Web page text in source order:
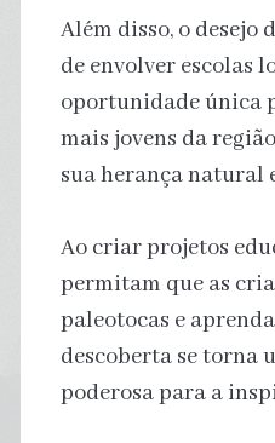
Além disso, o desejo
de envolver escolas
oportunidade única
mais jovens da
sua herança natural
Ao criar projetos
permitam que as
paleotocas e
descoberta se torna
poderosa para a